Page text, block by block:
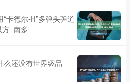
卡德尔-H”多弹头弹道
_南多
么还没有世界级品